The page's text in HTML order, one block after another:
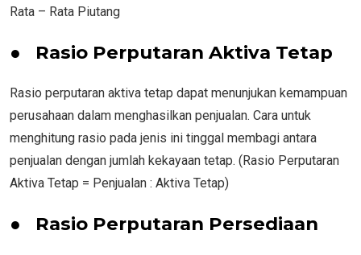
Rata – Rata Piutang
● Rasio Perputaran Aktiva Tetap
Rasio perputaran aktiva tetap dapat menunjukan kemampuan
perusahaan dalam menghasilkan penjualan. Cara untuk
menghitung rasio pada jenis ini tinggal membagi antara
penjualan dengan jumlah kekayaan tetap. (Rasio Perputaran
Aktiva Tetap = Penjualan : Aktiva Tetap)
● Rasio Perputaran Persediaan